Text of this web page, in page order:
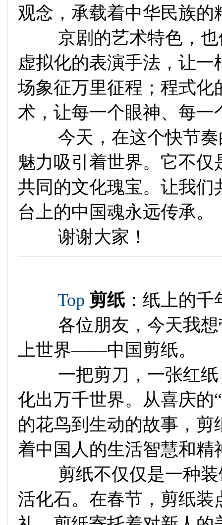
观念，承载着中华民族的
京剧的艺术特色，也
虚拟化的表演手法，让
场象征万里征程；程式
术，让每一个眼神、每一
今天，在这个快节奏
魅力吸引着世界。它不仅
共同的文化瑰宝。让我
台上的中国魂永远传承。
谢谢大家！
Top 剪纸 ：纸上的千
各位朋友，今天我想
上世界——中国剪纸。
一把剪刀，一张红纸
化出万千世界。从喜庆的
的花鸟到生动的故事，
着中国人的生活智慧和精
剪纸不仅仅是一种装
活化石。在春节，剪纸